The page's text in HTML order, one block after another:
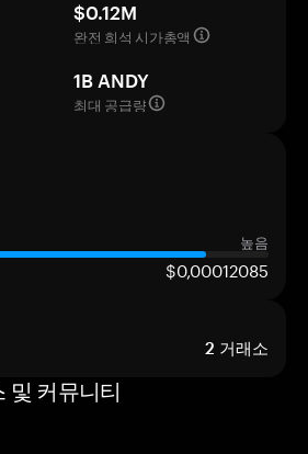
$0.12M
완전 희석 시가총액
1B ANDY
최대 공급량
높음
$0,00012085
2 거래소
및 커뮤니티